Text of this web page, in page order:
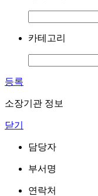
카테고리
등록
소장기관 정보
닫기
담당자
부서명
연락처